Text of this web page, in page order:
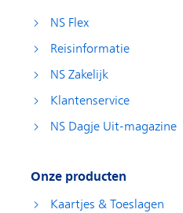
NS Flex
Reisinformatie
NS Zakelijk
Klantenservice
NS Dagje Uit-magazine
Onze producten
Kaartjes & Toeslagen